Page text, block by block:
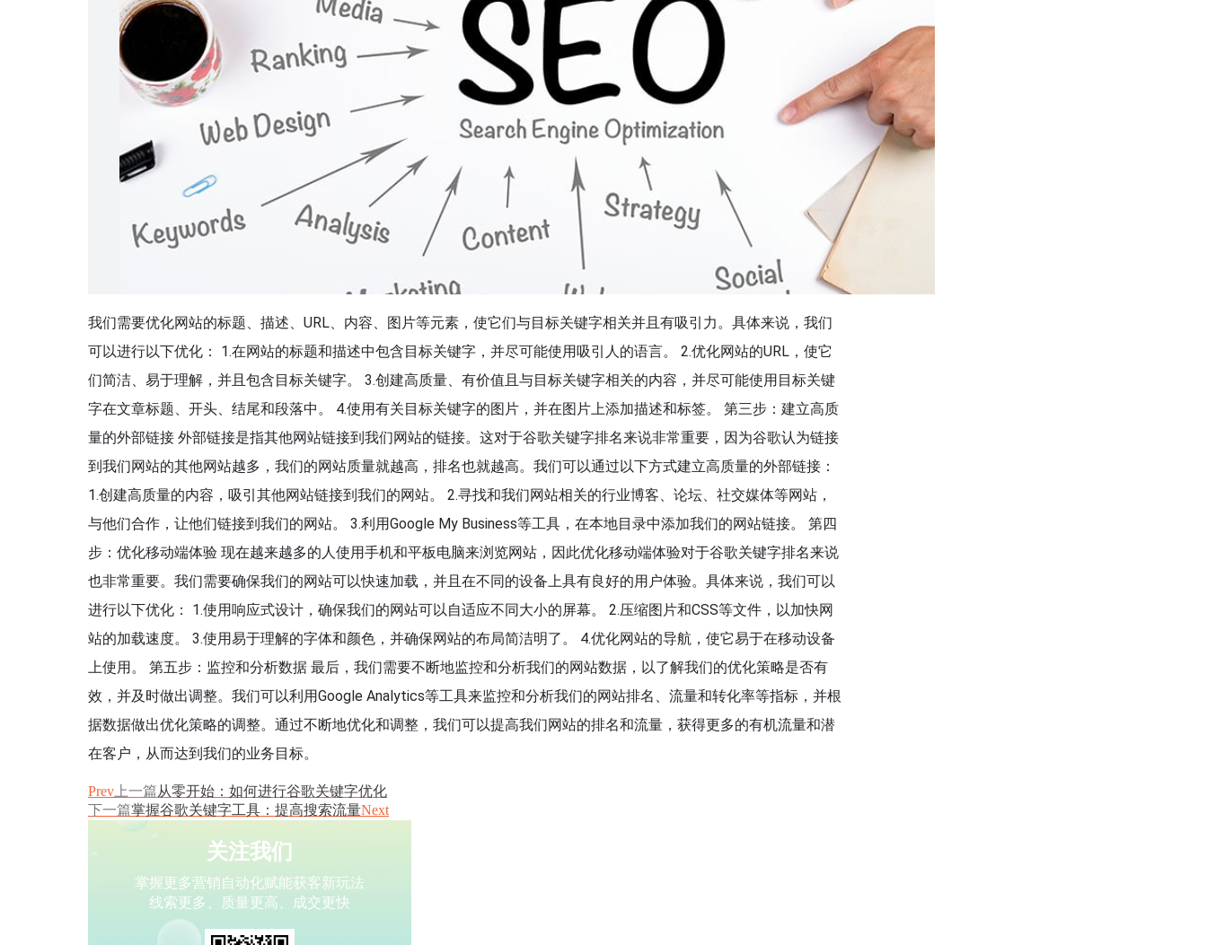
我们需要优化网站的标题、描述、URL、内容、图片等元素，使它们与目标关键字相关并且有吸引力。具体来说，我们
可以进行以下优化： 1.在网站的标题和描述中包含目标关键字，并尽可能使用吸引人的语言。 2.优化网站的URL，使它
们简洁、易于理解，并且包含目标关键字。 3.创建高质量、有价值且与目标关键字相关的内容，并尽可能使用目标关键
字在文章标题、开头、结尾和段落中。 4.使用有关目标关键字的图片，并在图片上添加描述和标签。 第三步：建立高质
量的外部链接 外部链接是指其他网站链接到我们网站的链接。这对于谷歌关键字排名来说非常重要，因为谷歌认为链接
到我们网站的其他网站越多，我们的网站质量就越高，排名也就越高。我们可以通过以下方式建立高质量的外部链接：
1.创建高质量的内容，吸引其他网站链接到我们的网站。 2.寻找和我们网站相关的行业博客、论坛、社交媒体等网站，
与他们合作，让他们链接到我们的网站。 3.利用Google My Business等工具，在本地目录中添加我们的网站链接。 第四
步：优化移动端体验 现在越来越多的人使用手机和平板电脑来浏览网站，因此优化移动端体验对于谷歌关键字排名来说
也非常重要。我们需要确保我们的网站可以快速加载，并且在不同的设备上具有良好的用户体验。具体来说，我们可以
进行以下优化： 1.使用响应式设计，确保我们的网站可以自适应不同大小的屏幕。 2.压缩图片和CSS等文件，以加快网
站的加载速度。 3.使用易于理解的字体和颜色，并确保网站的布局简洁明了。 4.优化网站的导航，使它易于在移动设备
上使用。 第五步：监控和分析数据 最后，我们需要不断地监控和分析我们的网站数据，以了解我们的优化策略是否有
效，并及时做出调整。我们可以利用Google Analytics等工具来监控和分析我们的网站排名、流量和转化率等指标，并根
据数据做出优化策略的调整。通过不断地优化和调整，我们可以提高我们网站的排名和流量，获得更多的有机流量和潜
在客户，从而达到我们的业务目标。
Prev 上一篇从零开始：如何进行谷歌关键字优化
下一篇掌握谷歌关键字工具：提高搜索流量Next
关注我们
掌握更多营销自动化赋能获客新玩法
线索更多、质量更高、成交更快